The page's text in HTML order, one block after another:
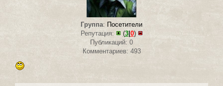
Группа: Посетители
Репутация:
(3| 0)
Публикаций: 0
Комментариев: 493